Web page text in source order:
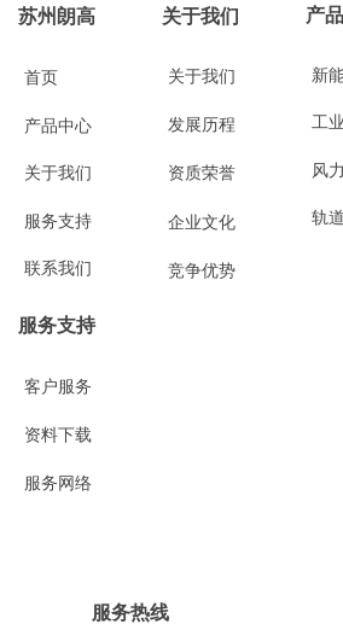
首页
产品中心
关于我们
服务支持
联系我们
苏州朗高
关于我们
发展历程
资质荣誉
企业文化
竞争优势
关于我们
风
轨
产
客户服务
资料下载
服务网络
服务支持
服务热线